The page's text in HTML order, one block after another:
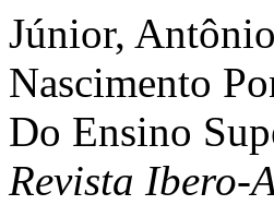
Júnior,
Nascimento
Do Ensino
Revista Ibero-